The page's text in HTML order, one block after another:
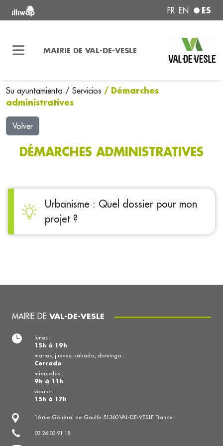
FR EN ES
MAIRIE DE VAL-DE-VESLE
Su ayuntamiento / Servicios / Démarches
administratives
Volver
DÉMARCHES ADMINISTRATIVES
Urbanisme : Quel dossier pour mon
projet ?
MAIRIE DE VAL-DE-VESLE
16 rue Général de Gaulle 51360 VAL-DE-VESLE France
03 26 03 91 18
lunes :
15h à 19h
martes, jueves, sábado, domingo :
Cerrado
miércoles :
9h à 11h
viernes :
15h à 17h